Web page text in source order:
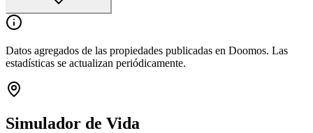
Datos agregados de las propiedades publicadas en Doomos. Las
estadísticas se actualizan periódicamente.
Simulador de Vida